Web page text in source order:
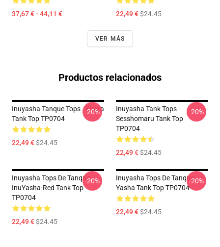
37,67 € - 44,11 € 22,49 €$24.45
VER MÁS
Productos relacionados
Inuyasha Tanque Tops - Kirara
Tank Top TP0704
22,49 €$24.45
-20%
Inuyasha Tank Tops -
Sesshomaru Tank Top
TP0704
22,49 €$24.45
-20%
Inuyasha Tops De Tanque -
InuYasha-Red Tank Top
TP0704
22,49 €$24.45
-20%
Inuyasha Tops De Tanque -
Yasha Tank Top TP0704
22,49 €$24.45
-20%